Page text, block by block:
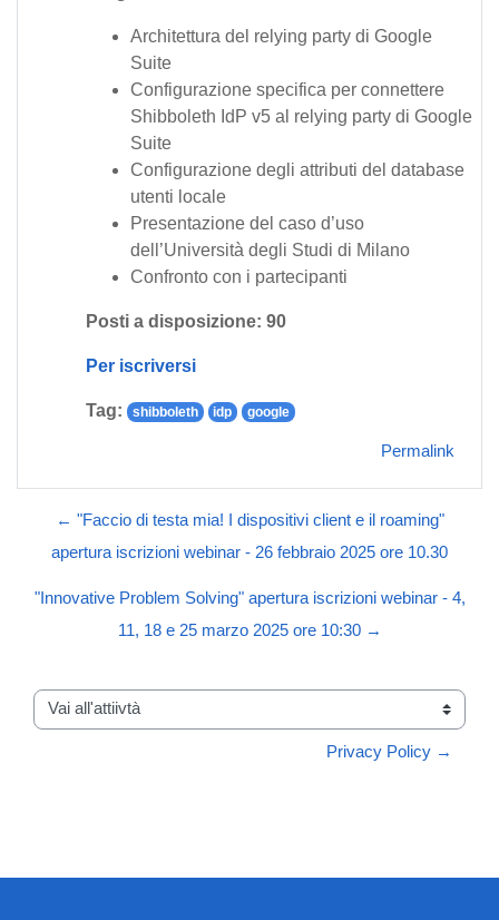
Architettura del relying party di Google
Suite
Configurazione specifica per connettere
Shibboleth IdP v5 al relying party di Google
Suite
Configurazione degli attributi del database
utenti locale
Presentazione del caso d’uso
dell’Università degli Studi di Milano
Confronto con i partecipanti
Posti a disposizione: 90
Per iscriversi
Tag: shibboleth idp google
Permalink
← "Faccio di testa mia! I dispositivi client e il roaming"
apertura iscrizioni webinar - 26 febbraio 2025 ore 10.30
"Innovative Problem Solving" apertura iscrizioni webinar - 4,
11, 18 e 25 marzo 2025 ore 10:30 →
Vai all'attiivtà
Privacy Policy →